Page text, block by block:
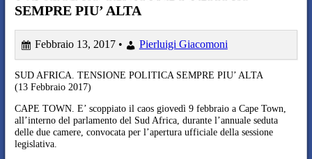
SEMPRE PIU’ ALTA
Febbraio 13, 2017 • Pierluigi Giacomoni
SUD AFRICA. TENSIONE POLITICA SEMPRE PIU’ ALTA
(13 Febbraio 2017)
CAPE TOWN. E’ scoppiato il caos giovedì 9 febbraio a Cape Town,
all’interno del parlamento del Sud Africa, durante l’annuale seduta
delle due camere, convocata per l’apertura ufficiale della sessione
legislativa.